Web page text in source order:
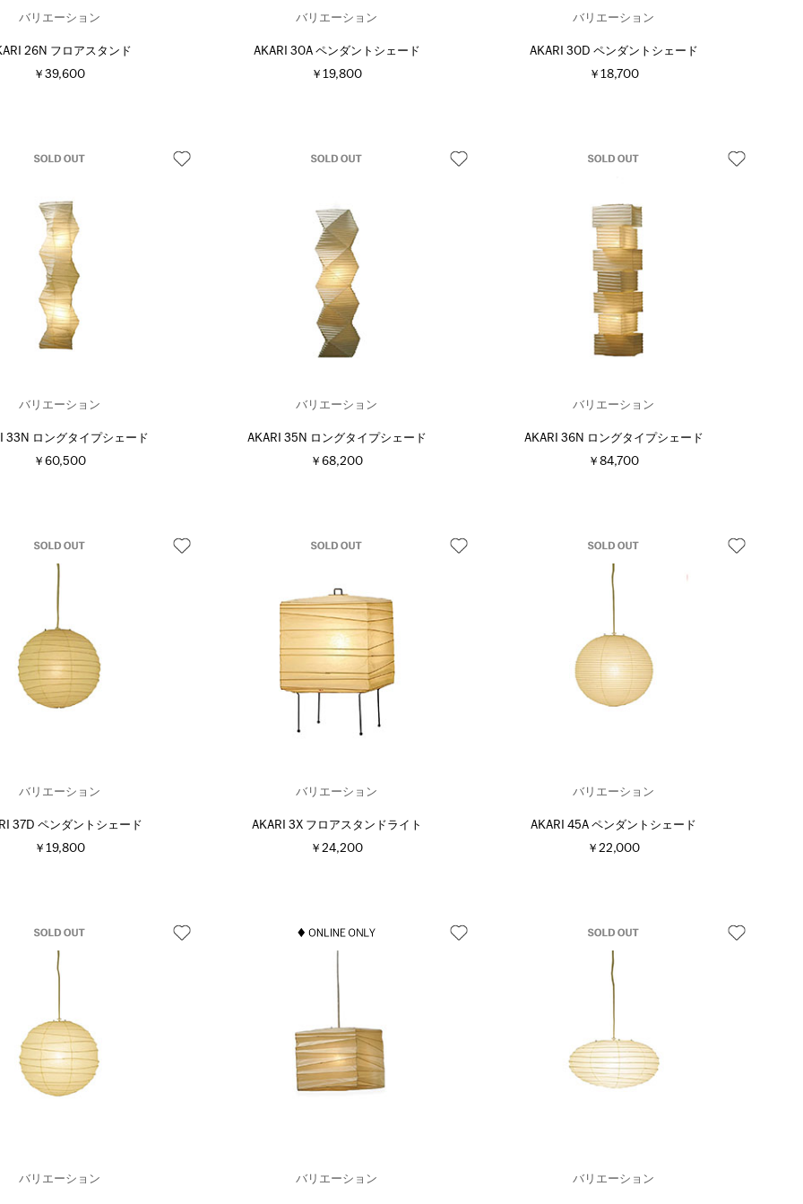
バリエーション
26N フロアスタンド
￥39,600
バリエーション
AKARI 30A ペンダントシェード
￥19,800
バリエーション
AKARI 30D ペンダントシェード
￥18,700
バリエーション
33N ロングタイプシェード
￥60,500
バリエーション
AKARI 35N ロングタイプシェード
￥68,200
バリエーション
AKARI 36N ロングタイプシェード
￥84,700
バリエーション
37D ペンダントシェード
￥19,800
バリエーション
AKARI 3X フロアスタンドライト
￥24,200
バリエーション
AKARI 45A ペンダントシェード
￥22,000
バリエーション バリエーション バリエーション